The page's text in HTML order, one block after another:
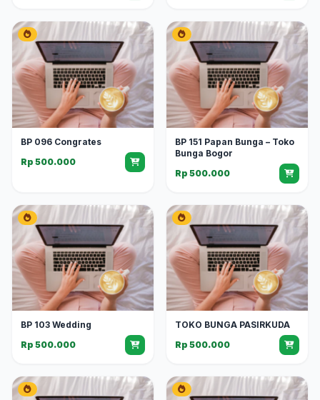
BP 096 Congrates
Rp 500.000
BP 151 Papan Bunga – Toko
Bunga Bogor
Rp 500.000
BP 103 Wedding
Rp 500.000
TOKO BUNGA PASIRKUDA
Rp 500.000